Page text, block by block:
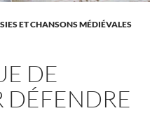
ET CHANSONS MÉDIÉVALES
DE
DÉFENDRE